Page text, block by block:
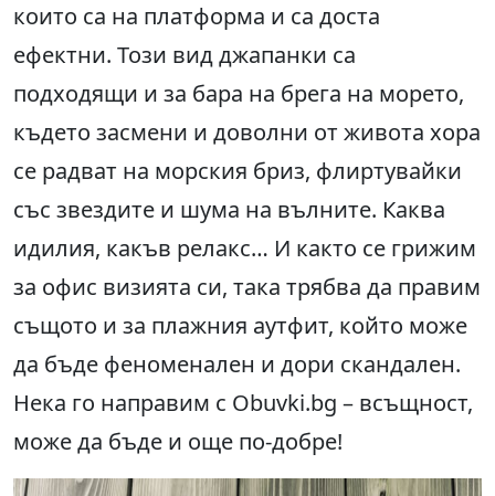
които са на платформа и са доста
ефектни. Този вид джапанки са
подходящи и за бара на брега на морето,
където засмени и доволни от живота хора
се радват на морския бриз, флиртувайки
със звездите и шума на вълните. Каква
идилия, какъв релакс… И както се грижим
за офис визията си, така трябва да правим
същото и за плажния аутфит, който може
да бъде феноменален и дори скандален.
Нека го направим с Obuvki.bg – всъщност,
може да бъде и още по-добре!